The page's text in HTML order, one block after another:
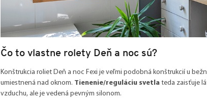
Čo to vlastne rolety Deň a noc sú?
Konštrukcia roliet Deň a noc Fexi je veľmi podobná konštrukcií u
umiestnená nad oknom. Tienenie/reguláciu svetla teda zaisťuje
vzduchu, ale je vedená pevným silonom.